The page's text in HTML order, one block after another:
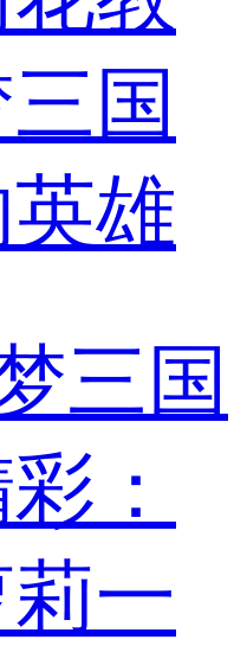
国
雄
三国
：
一